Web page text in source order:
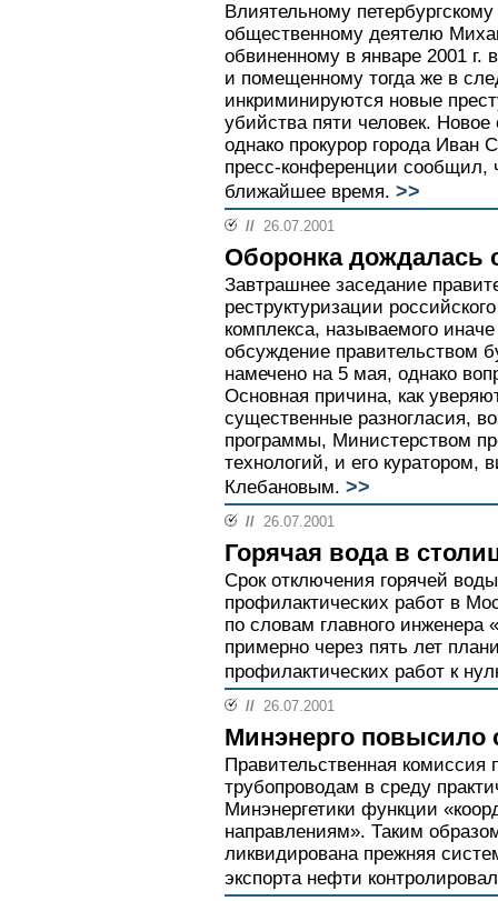
Влиятельному
общественному деятелю
обвиненному в январе 2001
и помещенному тогда же в
инкриминируются новые
убийства пяти человек.
однако прокурор города Иван
пресс-конференции сообщил,
ближайшее время. >>
// 26.07.2001
Оборонка дождалась
Завтрашнее заседание
реструктуризации
комплекса, называемого
обсуждение правительством
намечено на 5 мая, однако
Основная причина, как
существенные разногласия,
программы, Министерством
технологий, и его куратором,
Клебановым. >>
// 26.07.2001
Горячая вода в
Срок отключения горячей
профилактических работ в
по словам главного инженера
примерно через пять лет
профилактических работ к
// 26.07.2001
Минэнерго повысило
Правительственная комиссия
трубопроводам в среду
Минэнергетики функции
направлениям». Таким
ликвидирована прежняя
экспорта нефти